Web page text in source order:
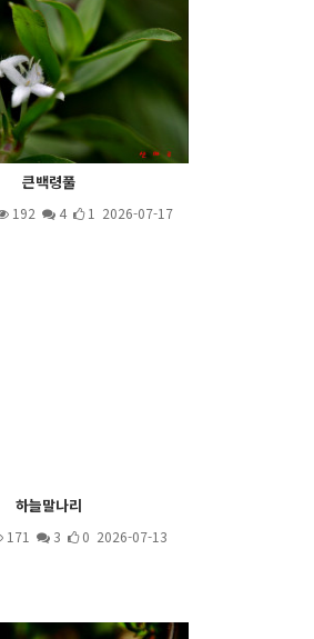
큰백령풀
192 4 1 2026-07-17
하늘말나리
171 3 0 2026-07-13